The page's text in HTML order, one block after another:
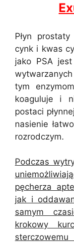
Płyn
cynk i kwas
jako PSA
tym
koaguluje i
postaci
nasienie
rozrodczym.
Podczas
pęcherza
jak i
samym
krokowy